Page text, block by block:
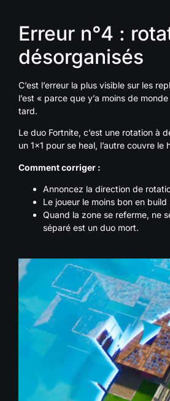
Erreur n°4 :
désorganisés
C’est l’erreur la plus visible sur les
l’est « parce que y’a moins de
tard.
Le duo Fortnite, c’est une rotation à
un 1×1 pour se heal, l’autre couvre le
Comment corriger :
Annoncez la direction de
Le joueur le moins bon en
Quand la zone se referme, ne
séparé est un duo mort.